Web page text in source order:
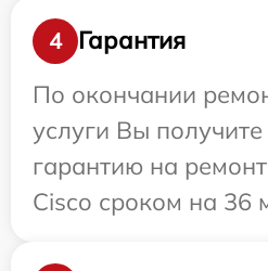
4
Гарантия
По окончании
услуги Вы
гарантию на
Cisco сроком на 36